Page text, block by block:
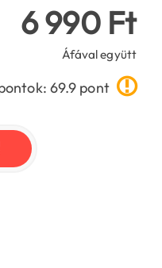
6 990 Ft
Áfával együtt
69.9 pont